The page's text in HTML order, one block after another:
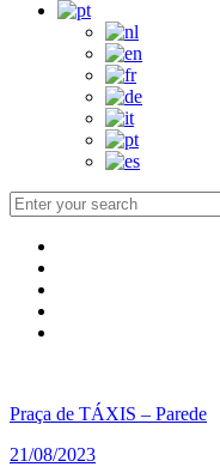
Praça de TÁXIS – Parede
21/08/2023